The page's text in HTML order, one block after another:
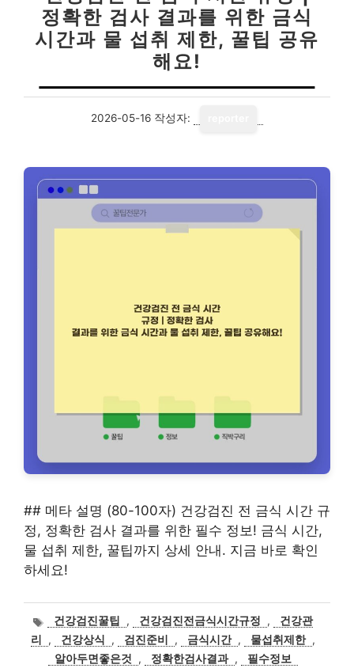
정확한 검사 결과를 위한 금식
시간과 물 섭취 제한, 꿀팁 공유
해요!
2026-05-16 작성자:
## 메타 설명 (80-100자) 건강검진 전 금식 시간 규
정, 정확한 검사 결과를 위한 필수 정보! 금식 시간,
물 섭취 제한, 꿀팁까지 상세 안내. 지금 바로 확인
하세요!
태건강검진꿀팁 , 건강검진전금식시간규정 ,
건강관
리
, 건강상식 , 검진준비 , 금식시간 , 물섭취제한 ,
알아두면좋은것
, 정확한검사결과 , 필수정보